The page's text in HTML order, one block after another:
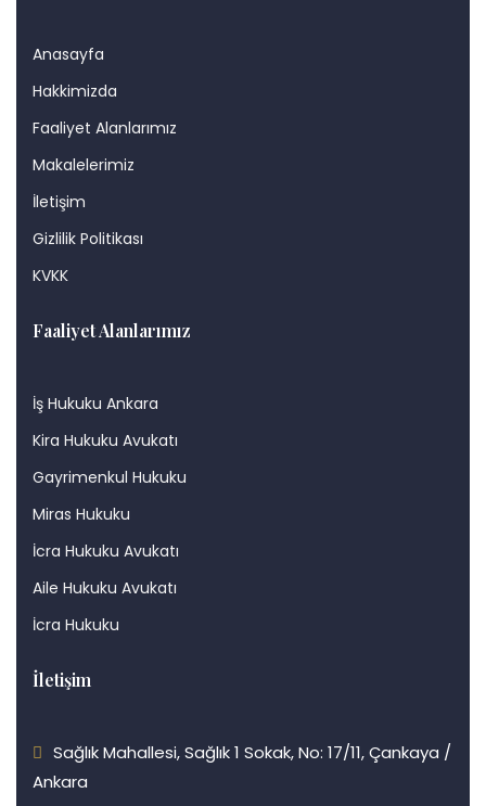
Anasayfa
Hakkimizda
Faaliyet Alanlarımız
Makalelerimiz
İletişim
Gizlilik Politikası
KVKK
Faaliyet Alanlarımız
İş Hukuku Ankara
Kira Hukuku Avukatı
Gayrimenkul Hukuku
Miras Hukuku
İcra Hukuku Avukatı
Aile Hukuku Avukatı
İcra Hukuku
İletişim
Sağlık Mahallesi, Sağlık 1 Sokak, No: 17/11, Çankaya /
Ankara